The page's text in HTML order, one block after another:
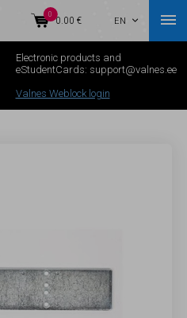
0
 0.00 € EN 
Electronic products and
eStudentCards: support@valnes.ee
Valnes Weblock login